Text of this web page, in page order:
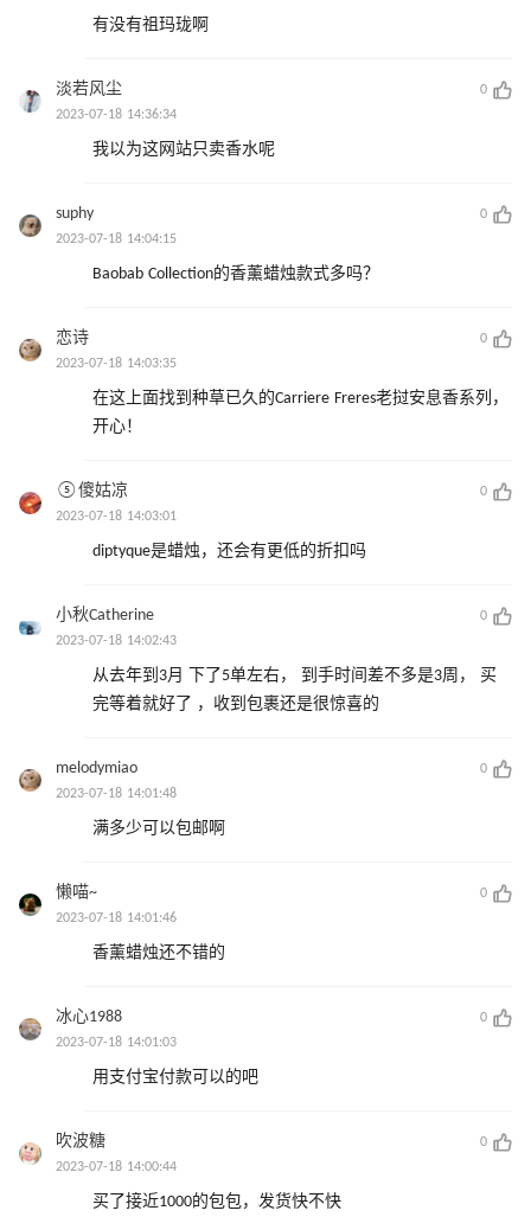
有没有祖玛珑啊
淡若风尘
0
2023-07-18 14:36:34
我以为这网站只卖香水呢
suphy
0
2023-07-18 14:04:15
Baobab Collection的香薰蜡烛款式多吗？
恋诗
0
2023-07-18 14:03:35
在这上面找到种草已久的Carriere Freres老挝安息香系列，
开心！
⑤傻姑凉
0
2023-07-18 14:03:01
diptyque是蜡烛，还会有更低的折扣吗
小秋Catherine
0
2023-07-18 14:02:43
从去年到3月 下了5单左右， 到手时间差不多是3周， 买
完等着就好了 ，收到包裹还是很惊喜的
melodymiao
0
2023-07-18 14:01:48
满多少可以包邮啊
懒喵~
0
2023-07-18 14:01:46
香薰蜡烛还不错的
冰心1988
0
2023-07-18 14:01:03
用支付宝付款可以的吧
吹波糖
0
2023-07-18 14:00:44
买了接近1000的包包，发货快不快